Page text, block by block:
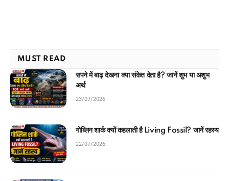
MUST READ
सपने में बाढ़ देखना क्या संकेत देता है? जानें शुभ या अशुभ
अर्थ
23/07/2026
गोब्लिन शार्क क्यों कहलाती है Living Fossil? जानें रहस्य
22/07/2026